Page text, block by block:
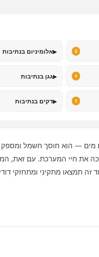
2
▸אלומיניום בנתיבות
1
▸גגן בנתיבות
1
▸דקים בנתיבות
מים — הוא חוסך חשמל
את חיי המערכת. עם זאת,
זה תמצאו מתקיני ומתחזקי